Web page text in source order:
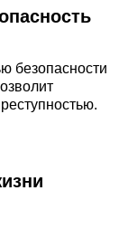
безопасности